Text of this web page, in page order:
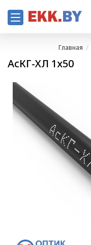
Главная
АсКГ-ХЛ 1х50